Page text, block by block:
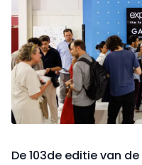
De 103de editie van de